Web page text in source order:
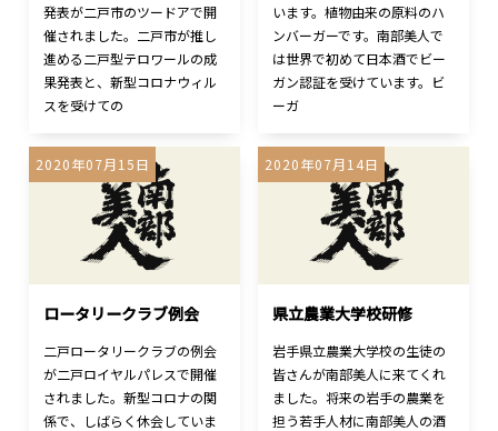
発表が二戸市のツードアで開
催されました。二戸市が推し
進める二戸型テロワールの成
果発表と、新型コロナウィル
スを受けての
います。植物由来の原料のハ
ンバーガーです。南部美人で
は世界で初めて日本酒でビー
ガン認証を受けています。ビ
ーガ
2020年07月15日
ロータリークラブ例会
二戸ロータリークラブの例会
が二戸ロイヤルパレスで開催
されました。新型コロナの関
係で、しばらく休会していま
2020年07月14日
県立農業大学校研修
岩手県立農業大学校の生徒の
皆さんが南部美人に来てくれ
ました。将来の岩手の農業を
担う若手人材に南部美人の酒